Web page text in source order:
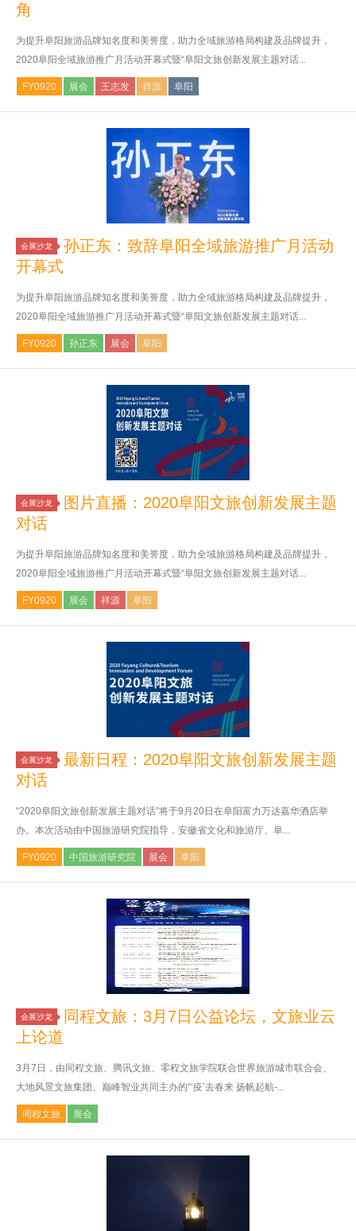
角
为提升阜阳旅游品牌知名度和美誉度，助力全域旅游格局构建及品牌提升，
2020阜阳全域旅游推广月活动开幕式暨“阜阳文旅创新发展主题对话...
FY0920 展会 王志发 祥源 阜阳
会展沙龙
孙正东：致辞阜阳全域旅游推广月活动
开幕式
为提升阜阳旅游品牌知名度和美誉度，助力全域旅游格局构建及品牌提升，
2020阜阳全域旅游推广月活动开幕式暨“阜阳文旅创新发展主题对话...
FY0920 孙正东 展会 阜阳
会展沙龙
图片直播：2020阜阳文旅创新发展主题
对话
为提升阜阳旅游品牌知名度和美誉度，助力全域旅游格局构建及品牌提升，
2020阜阳全域旅游推广月活动开幕式暨“阜阳文旅创新发展主题对话...
FY0920 展会 祥源 阜阳
会展沙龙
最新日程：2020阜阳文旅创新发展主题
对话
“2020阜阳文旅创新发展主题对话”将于9月20日在阜阳富力万达嘉华酒店举
办。本次活动由中国旅游研究院指导，安徽省文化和旅游厅、阜...
FY0920 中国旅游研究院 展会 阜阳
会展沙龙
同程文旅：3月7日公益论坛，文旅业云
上论道
3月7日，由同程文旅、腾讯文旅、零程文旅学院联合世界旅游城市联合会、
大地风景文旅集团、巅峰智业共同主办的“‘疫’去春来 扬帆起航-...
同程文旅 展会